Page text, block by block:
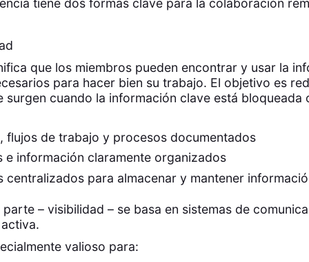
tiene dos formas clave para la colaboración
que los miembros pueden encontrar y usar la
para hacer bien su trabajo. El objetivo es
surgen cuando la información clave está bloqueada
flujos de trabajo y procesos documentados
e información claramente organizados
centralizados para almacenar y mantener
parte – visibilidad – se basa en sistemas de
valioso para: